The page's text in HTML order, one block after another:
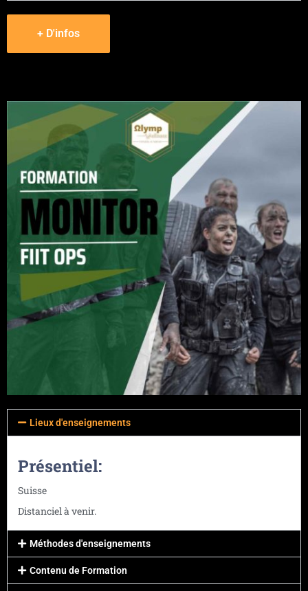
+ D'infos
Lieux d'enseignements
Présentiel:
Suisse
Distanciel à venir.
Méthodes d'enseignements
Contenu de Formation